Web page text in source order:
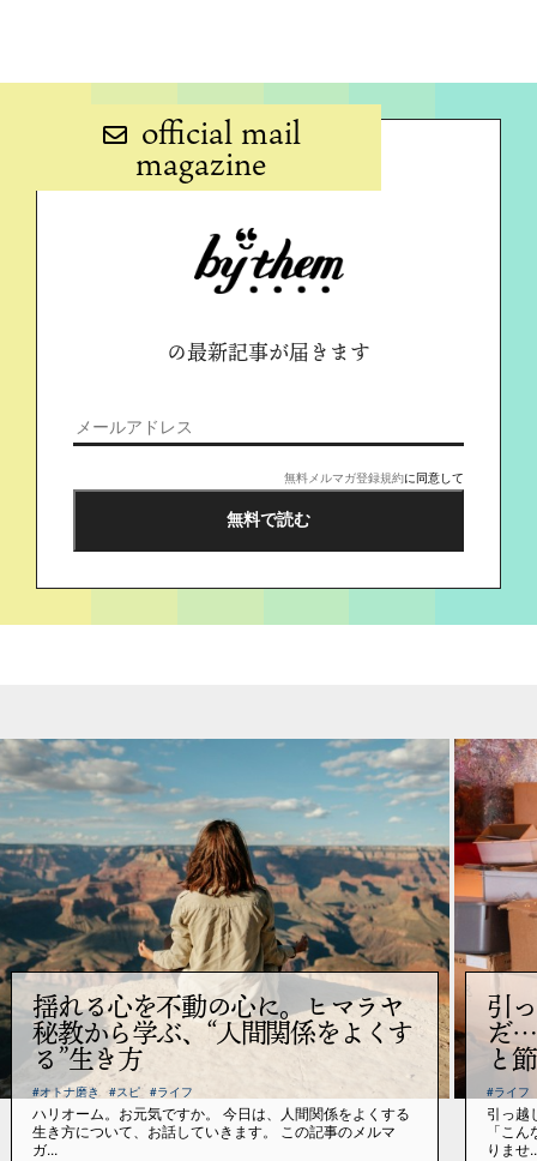
official mail
magazine
の最新記事が届きます
無料メルマガ登録規約に同意して
揺れる心を不動の心に。ヒマラヤ
秘教から学ぶ、“人間関係をよくす
る”生き方
#オトナ磨き #スピ #ライフ
ハリオーム。お元気ですか。 今日は、人間関係をよくする
生き方について、お話していきます。 この記事のメルマ
ガ...
引
だ…
と
#ライフ
引っ越
「こ
りませ